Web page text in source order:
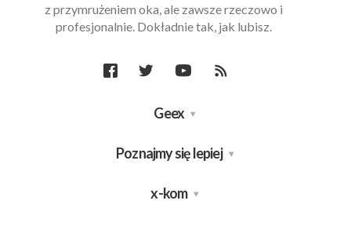
z przymrużeniem oka, ale zawsze rzeczowo i
profesjonalnie. Dokładnie tak, jak lubisz.
Geex
Poznajmy się lepiej
x-kom